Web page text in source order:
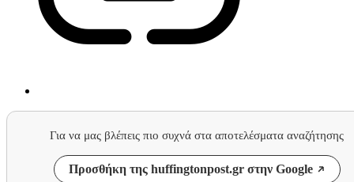
Για να μας βλέπεις πιο συχνά στα αποτελέσματα αναζήτησης
Προσθήκη της huffingtonpost.gr στην Google